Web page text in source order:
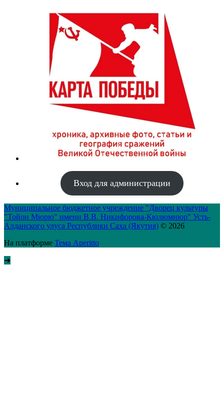
Вход для администрации
Муниципальное бюджетное учреждение "Дворец культуры
"Тойон Мюрю" имени В.В. Никифорова-Кюлюмнюр" Усть-
Алданского улуса Республики Саха (Якутия) © 2026
На платформе Тема Aperitto
➜